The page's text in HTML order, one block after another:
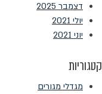
דצמבר 2025
יולי 2021
יוני 2021
קטגוריות
מגדלי מגורים